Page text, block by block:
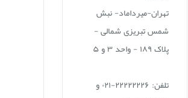
تهران-میرداماد- نبش
شمس تبریزی شمالی -
پلاک ۱۸۹ - واحد ۳ و ۵
تلفن: ۲۲۲۲۲۲۲۶-۰۲۱ و